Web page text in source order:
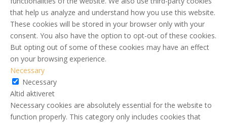
that help us analyze and understand how you use this website.
These cookies will be stored in your browser only with your
consent. You also have the option to opt-out of these cookies.
But opting out of some of these cookies may have an effect
on your browsing experience.
Necessary
Necessary
Altid aktiveret
Necessary cookies are absolutely essential for the website to
function properly. This category only includes cookies that